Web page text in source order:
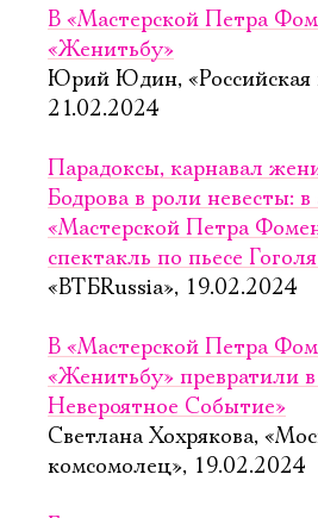
В «Мастерской Петра
«Женитьбу»
Юрий Юдин, «Российская
21.02.2024
Парадоксы, карнавал
Бодрова в роли невесты:
«Мастерской Петра
спектакль по пьесе
«ВТБRussia», 19.02.2024
В «Мастерской Петра
«Женитьбу» превратили
Невероятное Событие»
Светлана Хохрякова,
комсомолец», 19.02.2024